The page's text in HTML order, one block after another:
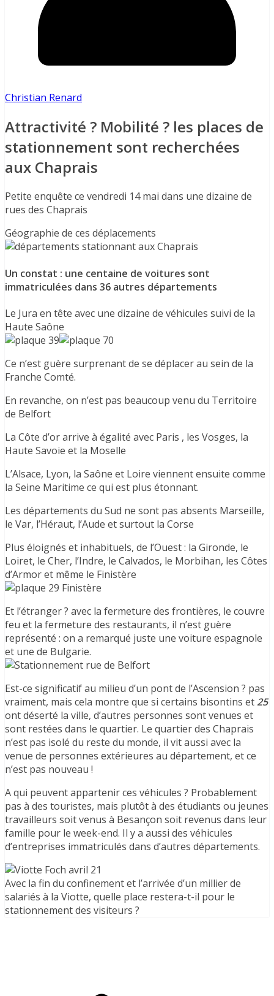
Christian Renard
Attractivité ? Mobilité ? les places de
stationnement sont recherchées
aux Chaprais
Petite enquête ce vendredi 14 mai dans une dizaine de
rues des Chaprais
Géographie de ces déplacements
Un constat : une centaine de voitures sont
immatriculées dans 36 autres départements
Le Jura en tête avec une dizaine de véhicules suivi de la
Haute Saône
Ce n’est guère surprenant de se déplacer au sein de la
Franche Comté.
En revanche, on n’est pas beaucoup venu du Territoire
de Belfort
La Côte d’or arrive à égalité avec Paris , les Vosges, la
Haute Savoie et la Moselle
L’Alsace, Lyon, la Saône et Loire viennent ensuite comme
la Seine Maritime ce qui est plus étonnant.
Les départements du Sud ne sont pas absents Marseille,
le Var, l’Héraut, l’Aude et surtout la Corse
Plus éloignés et inhabituels, de l’Ouest : la Gironde, le
Loiret, le Cher, l’Indre, le Calvados, le Morbihan, les Côtes
d’Armor et même le Finistère
Et l’étranger ? avec la fermeture des frontières, le couvre
feu et la fermeture des restaurants, il n’est guère
représenté : on a remarqué juste une voiture espagnole
et une de Bulgarie.
Est-ce significatif au milieu d’un pont de l’Ascension ? pas
vraiment, mais cela montre que si certains bisontins et25
ont déserté la ville, d’autres personnes sont venues et
sont restées dans le quartier. Le quartier des Chaprais
n’est pas isolé du reste du monde, il vit aussi avec la
venue de personnes extérieures au département, et ce
n’est pas nouveau !
A qui peuvent appartenir ces véhicules ? Probablement
pas à des touristes, mais plutôt à des étudiants ou jeunes
travailleurs soit venus à Besançon soit revenus dans leur
famille pour le week-end. Il y a aussi des véhicules
d’entreprises immatriculés dans d’autres départements.
Avec la fin du confinement et l’arrivée d’un millier de
salariés à la Viotte, quelle place restera-t-il pour le
stationnement des visiteurs ?